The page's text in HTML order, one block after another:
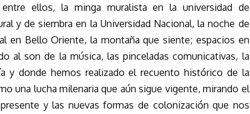
ellos, la minga muralista en la universidad de
y de siembra en la Universidad Nacional, la noche de
en Bello Oriente, la montaña que siente; espacios en
al son de la música, las pinceladas comunicativas, la
y donde hemos realizado el recuento histórico de la
una lucha milenaria que aún sigue vigente, mirando el
y las nuevas formas de colonización que nos